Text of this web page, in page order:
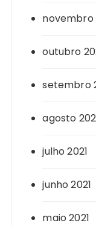
novembro
outubro
setembro
agosto
julho 2021
junho 2021
maio 2021